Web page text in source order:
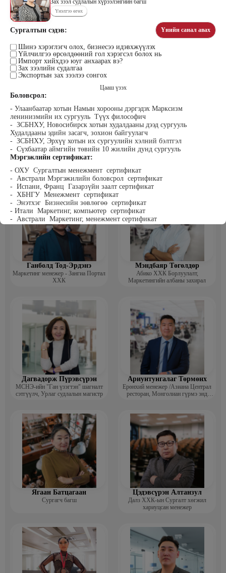
Зах зээл судлалын хүрээлэнгийн багш
Үнэлгээ өгөх
Сургалтын сэдэв: Үнийн санал авах
Шинэ хэрэглэгч олох, бизнесээ идэвхжүүлэх
Үйлчилгээ өрсөлдөөний гол хэрэгсэл болох нь
Импорт хийхдээ юуг анхаарах вэ?
Зах зээлийн судалгаа
Экспортын зах зээлээ сонгох
Цааш үзэх
Боловсрол:
- Улаанбаатар хотын Намын хорооны дэргэдэх Марксизм
ленинизмийн их сургууль Түүх философич
- ЗСБНХУ, Новосибирск хотын худалдааны дээд сургууль
Худалдааны эдийн засагч, зохион байгуулагч
- ЗСБНХУ, Эрхүү хотын их сургуулийн хэлний бэлтгэл
- Сүхбаатар аймгийн төвийн 10 жилийн дунд сургууль
Мэргэжлийн сертификат:
- ОХУ Сургалтын менежмент сертификат
- Австрали Мэргэжилийн боловсрол сертификат
- Испани, Франц Газарзүйн заалт сертификат
- ХБНГУ Менежмент сертификат
- Энэтхэг Бизнесийн зөвлөгөө сертификат
- Итали Маркетинг, компьютер сертификат
- Австрали Маркетинг, менежмент сертификат
Ажлын туршлага:
- Зах зээл судлалын хүрээлэн Багш
- Монголын үндэсний худалдаа аж үйлдвэрийн танхим
- Худалдаа үйлдвэрийн яамны харьяа Зах зээл судлалын хүрээлэн /
Судлаач, ахлах судлаач, орлогч захирал, багш/
- ХБЯ-ны харьяа Худалдаа, нийтийн хоолны үйлдвэрлэл
шинжилгээний институт /Эрдэм шинжилгээний ажилтан/
Наран анд консалтинг” ХХК-ийн
Захирал
Бээжин Солонгоо
Франклинкови Монгол ХХК
гүйцэтгэх захирал, Манлайллын
Уранбор Сэмбэрүү
Прус Центр ХХК-ийн Хяналт
шинжилгээ үнэлгээний дарга
ISO4500; ISO9001 нэгдсэн
тогтолцооны хэрэгжүүлэгч
Энхбаатар Ичинхорлоо
үүсгэн байгуулагч, Зүрх сэтгэлийн
карьер сургалтын төвийн нийгмийн
ажилтан, сургагч багш
Ганболд Тод-Эрдэнэ
Маркетинг менежер - Зангиа Портал
ХХК
Мэндбаяр Төгөлдөр
Абико ХХК Борлуулалт,
Маркетингийн албаны захирал
Дагвадорж Пүрэвсүрэн
МСНЭ-ийн "Ган үзэгтэн" шагналт
сэтгүүлч, Урлаг судлалын магистр
Ариунтунгалаг Төрмөнх
Ерөнхий менежер /Азиана Централ
ресторан, Монголиан гүрмэ энд
Ягаан Батцагаан
Сургагч багш
Цэдэвсүрэн Алтанзул
Далз ХХК-ын Сургалт хөгжил
хариуцсан менежер